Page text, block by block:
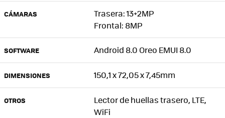
CÁMARAS
Trasera: 13+2MP
Frontal: 8MP
SOFTWARE Android 8.0 Oreo EMUI 8.0
DIMENSIONES 150,1 x 72,05 x 7,45mm
OTROS
Lector de huellas trasero, LTE,
WiFi